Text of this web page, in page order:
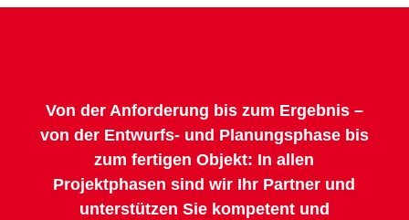
Von der Anforderung bis zum Ergebnis –
von der Entwurfs- und Planungsphase bis
zum fertigen Objekt: In allen
Projektphasen sind wir Ihr Partner und
unterstützen Sie kompetent und